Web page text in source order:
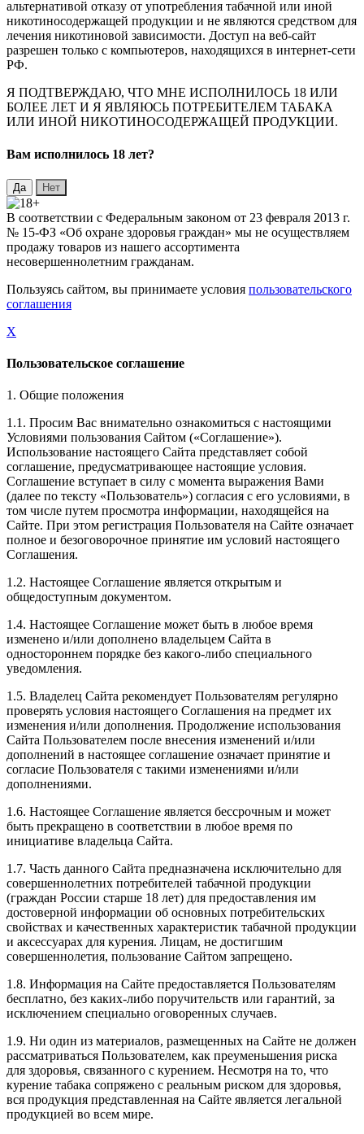
альтернативой отказу от употребления табачной или иной
никотиносодержащей продукции и не являются средством для
лечения никотиновой зависимости. Доступ на веб-сайт
разрешен только с компьютеров, находящихся в интернет-сети
РФ.
Я ПОДТВЕРЖДАЮ, ЧТО МНЕ ИСПОЛНИЛОСЬ 18 ИЛИ
БОЛЕЕ ЛЕТ И Я ЯВЛЯЮСЬ ПОТРЕБИТЕЛЕМ ТАБАКА
ИЛИ ИНОЙ НИКОТИНОСОДЕРЖАЩЕЙ ПРОДУКЦИИ.
Вaм исполнилось 18 лет?
В соответствии с Федеральным законом от 23 февраля 2013 г.
№ 15-ФЗ «Об охране здоровья граждан» мы не осуществляем
продажу товаров из нашего ассортимента
несовершеннолетним гражданам.
Пользуясь сайтом, вы принимаете условия пользовательского
соглашения
X
Пользовательское соглашение
1. Общие положения
1.1. Просим Вас внимательно ознакомиться с настоящими
Условиями пользования Сайтом («Соглашение»).
Использование настоящего Сайта представляет собой
соглашение, предусматривающее настоящие условия.
Соглашение вступает в силу с момента выражения Вами
(далее по тексту «Пользователь») согласия с его условиями, в
том числе путем просмотра информации, находящейся на
Сайте. При этом регистрация Пользователя на Сайте означает
полное и безоговорочное принятие им условий настоящего
Соглашения.
1.2. Настоящее Соглашение является открытым и
общедоступным документом.
1.4. Настоящее Соглашение может быть в любое время
изменено и/или дополнено владельцем Сайта в
одностороннем порядке без какого-либо специального
уведомления.
1.5. Владелец Сайта рекомендует Пользователям регулярно
проверять условия настоящего Соглашения на предмет их
изменения и/или дополнения. Продолжение использования
Сайта Пользователем после внесения изменений и/или
дополнений в настоящее соглашение означает принятие и
согласие Пользователя с такими изменениями и/или
дополнениями.
1.6. Настоящее Соглашение является бессрочным и может
быть прекращено в соответствии в любое время по
инициативе владельца Сайта.
1.7. Часть данного Сайта предназначена исключительно для
совершеннолетних потребителей табачной продукции
(граждан России старше 18 лет) для предоставления им
достоверной информации об основных потребительских
свойствах и качественных характеристик табачной продукции
и аксессуарах для курения. Лицам, не достигшим
совершеннолетия, пользование Сайтом запрещено.
1.8. Информация на Сайте предоставляется Пользователям
бесплатно, без каких-либо поручительств или гарантий, за
исключением специально оговоренных случаев.
1.9. Ни один из материалов, размещенных на Сайте не должен
рассматриваться Пользователем, как преуменьшения риска
для здоровья, связанного с курением. Несмотря на то, что
курение табака сопряжено с реальным риском для здоровья,
вся продукция представленная на Сайте является легальной
продукцией во всем мире.